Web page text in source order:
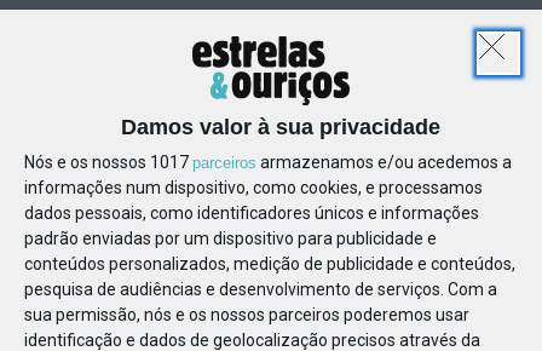
Damos valor à sua privacidade
Nós e os nossos 1017 parceiros armazenamos e/ou acedemos a
informações num dispositivo, como cookies, e processamos
dados pessoais, como identificadores únicos e informações
padrão enviadas por um dispositivo para publicidade e
conteúdos personalizados, medição de publicidade e conteúdos,
pesquisa de audiências e desenvolvimento de serviços. Com a
sua permissão, nós e os nossos parceiros poderemos usar
identificação e dados de geolocalização precisos através da